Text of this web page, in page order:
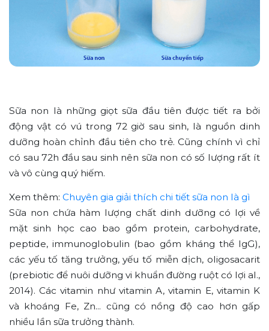
Sữa non là những giọt sữa đầu tiên được tiết ra bởi
động vật có vú trong 72 giờ sau sinh, là nguồn dinh
dưỡng hoàn chỉnh đầu tiên cho trẻ. Cũng chính vì chỉ
có sau 72h đầu sau sinh nên sữa non có số lượng rất ít
và vô cùng quý hiếm.
Xem thêm: Chuyên gia giải thích chi tiết sữa non là gì
Sữa non chứa hàm lượng chất dinh dưỡng có lợi về
mặt sinh học cao bao gồm protein, carbohydrate,
peptide, immunoglobulin (bao gồm kháng thể IgG),
các yếu tố tăng trưởng, yếu tố miễn dịch, oligosacarit
(prebiotic để nuôi dưỡng vi khuẩn đường ruột có lợi al.,
2014). Các vitamin như vitamin A, vitamin E, vitamin K
và khoáng Fe, Zn... cũng có nồng độ cao hơn gấp
nhiều lần sữa trưởng thành.